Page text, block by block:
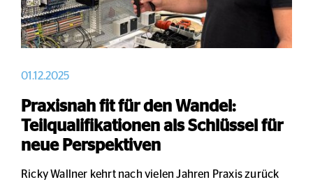
01.12.2025
Praxisnah fit für den Wandel:
Teilqualifikationen als Schlüssel für
neue Perspektiven
Ricky Wallner kehrt nach vielen Jahren Praxis zurück